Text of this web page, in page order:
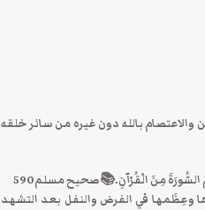
والاعتصام بالله دون غيره من سائر خلقه
مِنَ الْقُرْآنِ.📚صحيح مسلم590
وعِظَمها في الفرض والنفل بعد التشهد